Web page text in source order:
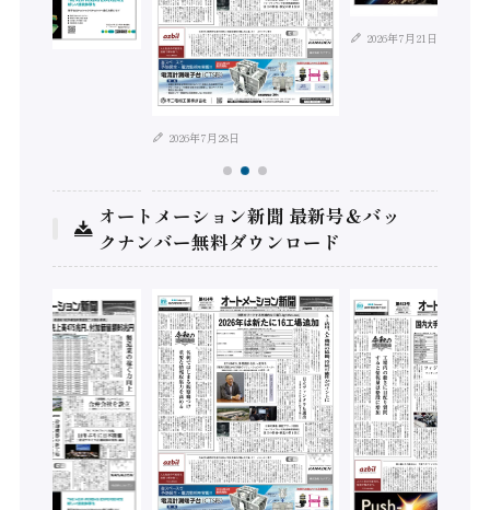
2026年7月28日
2026年7月21日
オートメーション新聞 最新号＆バッ
クナンバー無料ダウンロード